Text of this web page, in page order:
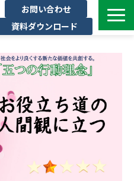
お問い合わせ
資料ダウンロード
ついて
ュー
ベント一覧
ス一覧
ム